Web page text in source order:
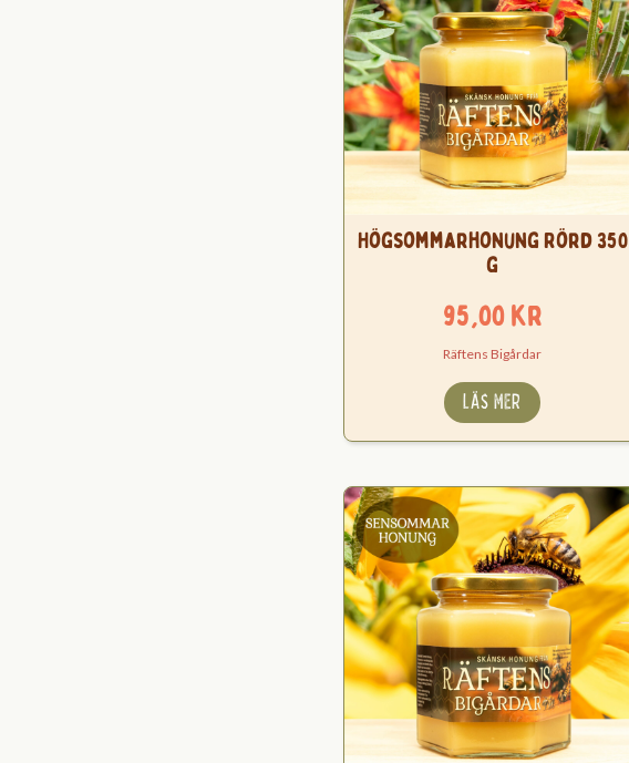
Högsommarhonung Rörd 350
g
95,00kr
Räftens Bigårdar
LÄS MER